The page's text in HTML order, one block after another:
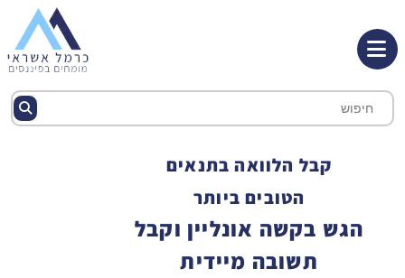
קבל הלוואה בתנאים
הטובים ביותר
הגש בקשה אונליין וקבל
תשובה מיידית